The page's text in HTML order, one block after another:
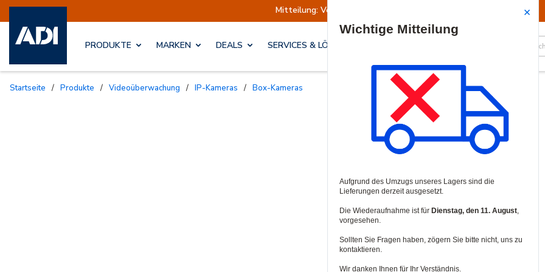
Mitteilung: Versand ausgesetzt
PRODUKTE MARKEN DEALS SERVICES & LÖSUNGEN
Startseite / Produkte / Videoüberwachung / IP-Kameras / Box-Kameras